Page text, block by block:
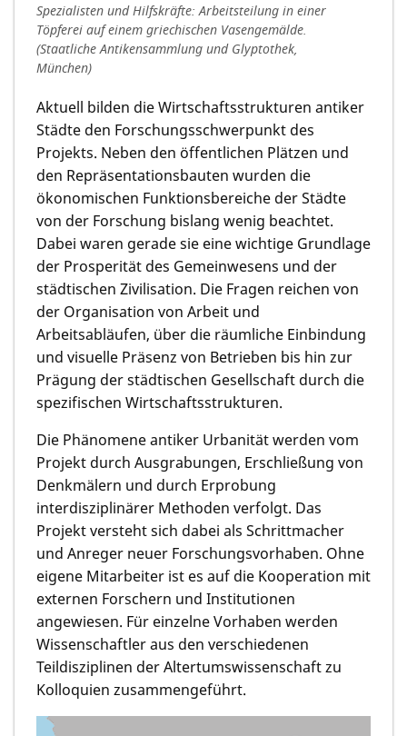
Spezialisten und Hilfskräfte: Arbeitsteilung in einer
Töpferei auf einem griechischen Vasengemälde.
(Staatliche Antikensammlung und Glyptothek,
München)
Aktuell bilden die Wirtschaftsstrukturen antiker
Städte den Forschungsschwerpunkt des
Projekts. Neben den öffentlichen Plätzen und
den Repräsentationsbauten wurden die
ökonomischen Funktionsbereiche der Städte
von der Forschung bislang wenig beachtet.
Dabei waren gerade sie eine wichtige Grundlage
der Prosperität des Gemeinwesens und der
städtischen Zivilisation. Die Fragen reichen von
der Organisation von Arbeit und
Arbeitsabläufen, über die räumliche Einbindung
und visuelle Präsenz von Betrieben bis hin zur
Prägung der städtischen Gesellschaft durch die
spezifischen Wirtschaftsstrukturen.
Die Phänomene antiker Urbanität werden vom
Projekt durch Ausgrabungen, Erschließung von
Denkmälern und durch Erprobung
interdisziplinärer Methoden verfolgt. Das
Projekt versteht sich dabei als Schrittmacher
und Anreger neuer Forschungsvorhaben. Ohne
eigene Mitarbeiter ist es auf die Kooperation mit
externen Forschern und Institutionen
angewiesen. Für einzelne Vorhaben werden
Wissenschaftler aus den verschiedenen
Teildisziplinen der Altertumswissenschaft zu
Kolloquien zusammengeführt.